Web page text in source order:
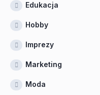
Edukacja
Hobby
Imprezy
Marketing
Moda